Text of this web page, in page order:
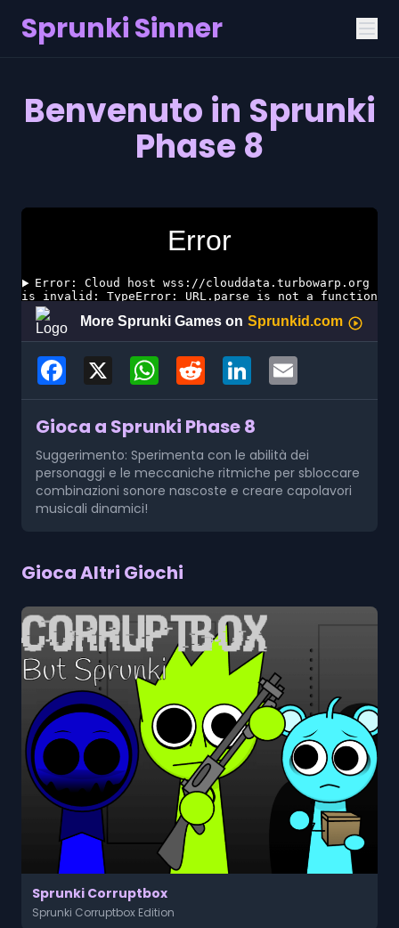
Sprunki Sinner
Benvenuto in Sprunki
Phase 8
Facebook WhatsAppReddit LinkedIn
Gioca a Sprunki Phase 8
Suggerimento: Sperimenta con le abilità dei
personaggi e le meccaniche ritmiche per sbloccare
combinazioni sonore nascoste e creare capolavori
musicali dinamici!
Gioca Altri Giochi
Sprunki Corruptbox
Sprunki Corruptbox Edition